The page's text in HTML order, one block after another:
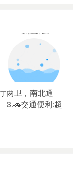
两卫，南北通
3.🚗交通便利:超